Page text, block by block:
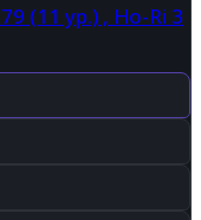
(11 ур.) , Ho-Ri 3